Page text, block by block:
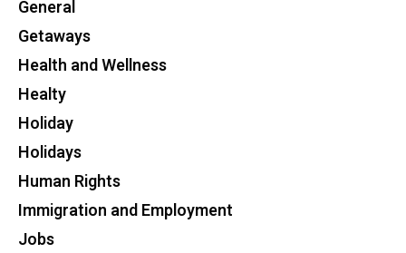
General
Getaways
Health and Wellness
Healty
Holiday
Holidays
Human Rights
Immigration and Employment
Jobs